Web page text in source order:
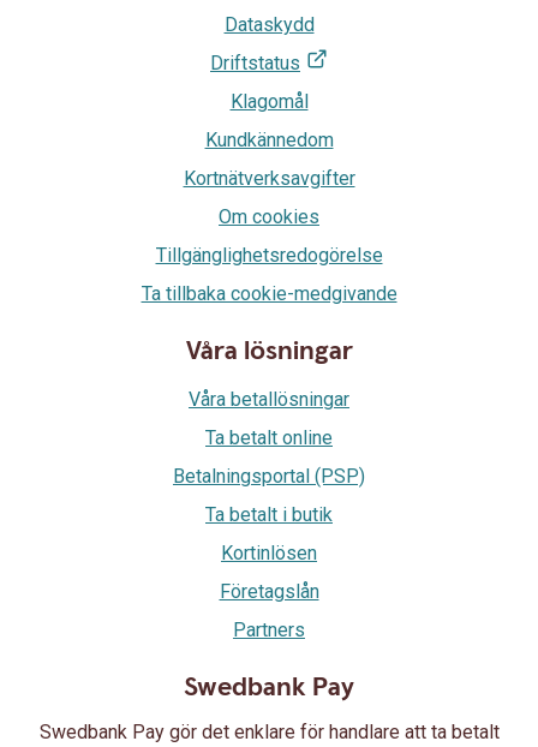
Swedbank Pay
Swedbank Pay gör det enklare för handlare att ta betalt
Dataskydd
Driftstatus
Klagomål
Kundkännedom
Kortnätverksavgifter
Om cookies
Tillgänglighetsredogörelse
Ta tillbaka cookie-medgivande
Våra lösningar
Våra betallösningar
Ta betalt online
Betalningsportal (PSP)
Ta betalt i butik
Kortinlösen
Företagslån
Partners